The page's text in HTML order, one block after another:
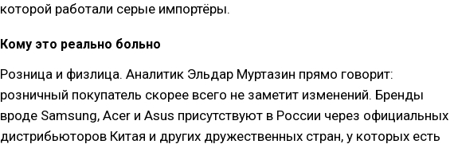
которой работали серые импортёры.
Кому это реально больно
Розница и физлица. Аналитик Эльдар Муртазин прямо говорит:
розничный покупатель скорее всего не заметит изменений. Бренды
вроде Samsung, Acer и Asus присутствуют в России через официальных
дистрибьюторов Китая и других дружественных стран, у которых есть